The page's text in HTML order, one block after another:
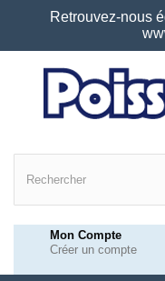
Retrouvez-nous
Mon Compte
Créer un compte